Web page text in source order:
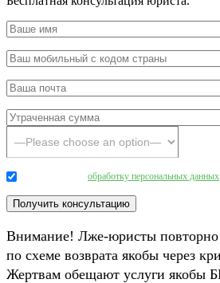
обработку персональных данных
Внимание! Лже-юристы повторно
по схеме возврата якобы через
Жертвам обещают услуги